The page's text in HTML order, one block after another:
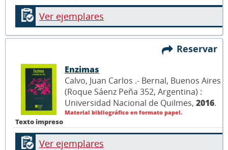
Ver ejemplares
Reservar
Texto impreso
Enzimas
Calvo, Juan Carlos .- Bernal, Buenos Aires
(Roque Sáenz Peña 352, Argentina) :
Universidad Nacional de Quilmes, 2016.
Material bibliográfico en formato papel.
Ver ejemplares